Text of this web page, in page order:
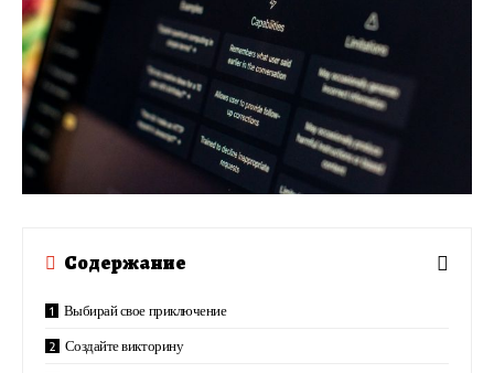
Содержание
Выбирай свое приключение
Создайте викторину